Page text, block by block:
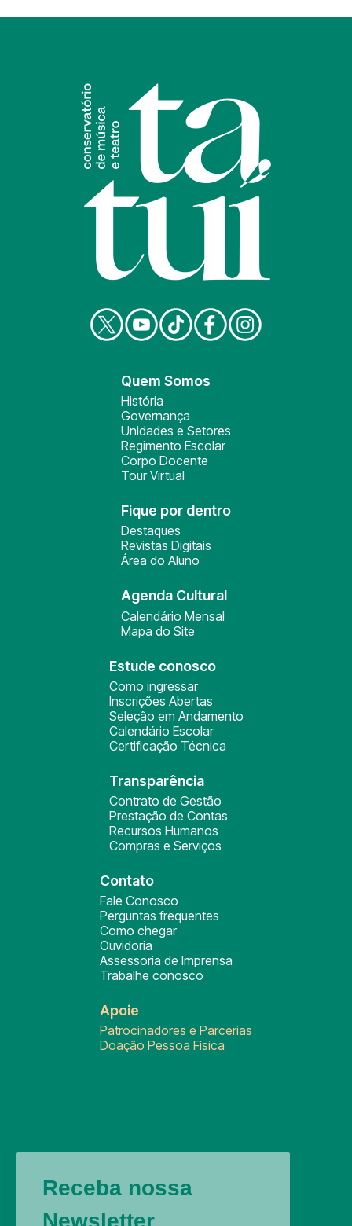
Quem Somos
História
Governança
Unidades e Setores
Regimento Escolar
Corpo Docente
Tour Virtual
Fique por dentro
Destaques
Revistas Digitais
Área do Aluno
Agenda Cultural
Calendário Mensal
Mapa do Site
Estude conosco
Como ingressar
Inscrições Abertas
Seleção em Andamento
Calendário Escolar
Certificação Técnica
Transparência
Contrato de Gestão
Prestação de Contas
Recursos Humanos
Compras e Serviços
Contato
Fale Conosco
Perguntas frequentes
Como chegar
Ouvidoria
Assessoria de Imprensa
Trabalhe conosco
Apoie
Patrocinadores e Parcerias
Doação Pessoa Física